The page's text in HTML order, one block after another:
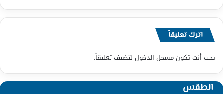
اترك تعليقاً
يجب أنت تكونمسجل الدخول لتضيف تعليقاً.
الطقس